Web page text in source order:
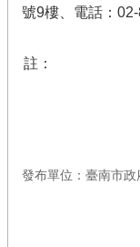
號9樓、電話：
註：
發布單位：臺南市政